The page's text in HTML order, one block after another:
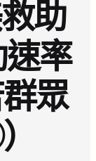
助
率
眾